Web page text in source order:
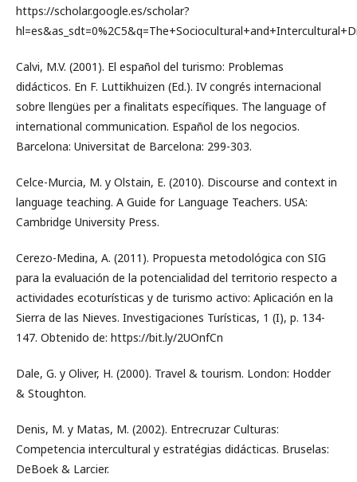
https://scholar.google.es/scholar?
Calvi, M.V. (2001). El español del turismo: Problemas
didácticos. En F. Luttikhuizen (Ed.). IV congrés internacional
sobre llengües per a finalitats específiques. The language of
international communication. Español de los negocios.
Barcelona: Universitat de Barcelona: 299-303.
Celce-Murcia, M. y Olstain, E. (2010). Discourse and context in
language teaching. A Guide for Language Teachers. USA:
Cambridge University Press.
Cerezo-Medina, A. (2011). Propuesta metodológica con SIG
para la evaluación de la potencialidad del territorio respecto a
actividades ecoturísticas y de turismo activo: Aplicación en la
Sierra de las Nieves. Investigaciones Turísticas, 1 (I), p. 134-
147. Obtenido de: https://bit.ly/2UOnfCn
Dale, G. y Oliver, H. (2000). Travel & tourism. London: Hodder
& Stoughton.
Denis, M. y Matas, M. (2002). Entrecruzar Culturas:
Competencia intercultural y estratégias didácticas. Bruselas:
DeBoek & Larcier.